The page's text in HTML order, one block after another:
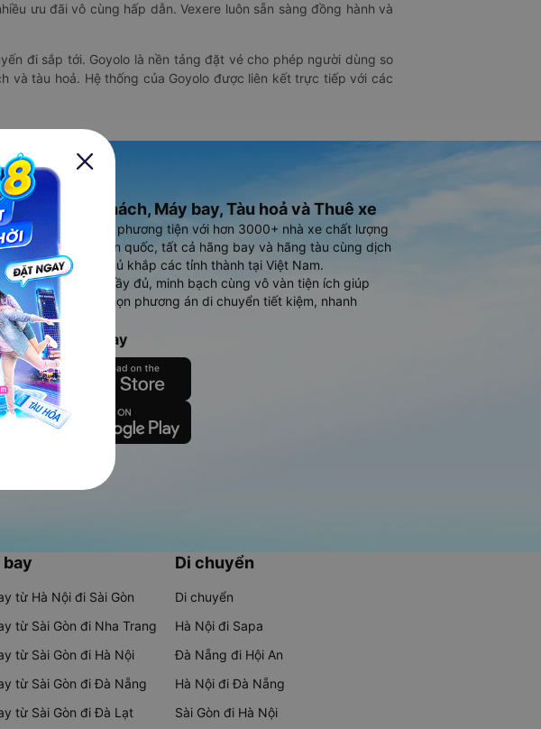
ưu đãi vô cùng hấp dẫn. Vexere luôn sẵn sàng đồng hành và
đi sắp tới. Goyolo là nền tảng đặt vé cho phép người dùng so
và tàu hoả. Hệ thống của Goyolo được liên kết trực tiếp với các
đặt vé Xe khách, Máy bay, Tàu hoả và Thuê xe
dụng đặt vé đa phương tiện với hơn 3000+ nhà xe chất lượng
tuyến đường toàn quốc, tất cả hãng bay và hãng tàu cùng dịch
máy, xe du lịch phủ khắp các tỉnh thành tại Việt Nam.
hiển thị thông tin đầy đủ, minh bạch cùng vô vàn tiện ích giúp
so sánh và lựa chọn phương án di chuyển tiết kiệm, nhanh
hợp nhất.
Vexere ngay
bay
từ Hà Nội đi Sài Gòn
từ Sài Gòn đi Nha Trang
từ Sài Gòn đi Hà Nội
từ Sài Gòn đi Đà Nẵng
từ Sài Gòn đi Đà Lạt
Di chuyển
Di chuyển
Hà Nội đi Sapa
Đà Nẵng đi Hội An
Hà Nội đi Đà Nẵng
Sài Gòn đi Hà Nội